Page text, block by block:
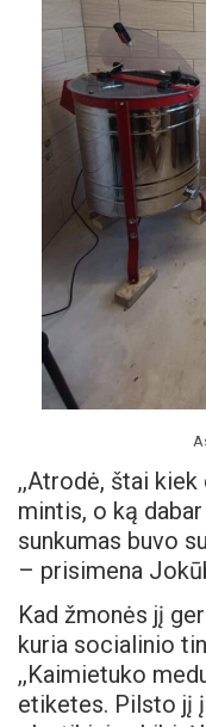
,,Atrodė, štai kiek
mintis, o ką
sunkumas buvo
– prisimena
Kad žmonės jį
kuria socialinio
,,Kaimietuko
etiketes. Pilsto jį